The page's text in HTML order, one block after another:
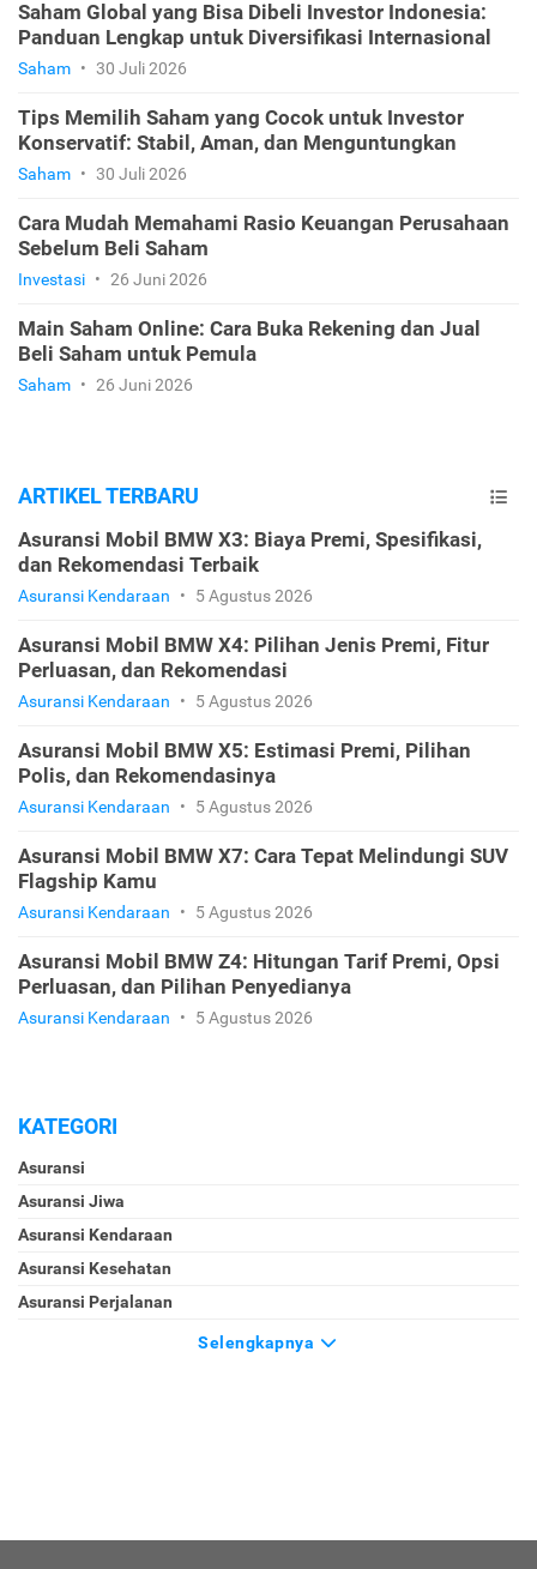
Saham Global yang Bisa Dibeli Investor Indonesia:
Panduan Lengkap untuk Diversifikasi Internasional
Saham • 30 Juli 2026
Tips Memilih Saham yang Cocok untuk Investor
Konservatif: Stabil, Aman, dan Menguntungkan
Saham • 30 Juli 2026
Cara Mudah Memahami Rasio Keuangan Perusahaan
Sebelum Beli Saham
Investasi • 26 Juni 2026
Main Saham Online: Cara Buka Rekening dan Jual
Beli Saham untuk Pemula
Saham • 26 Juni 2026
ARTIKEL TERBARU
Asuransi Mobil BMW X3: Biaya Premi, Spesifikasi,
dan Rekomendasi Terbaik
Asuransi Kendaraan • 5 Agustus 2026
Asuransi Mobil BMW X4: Pilihan Jenis Premi, Fitur
Perluasan, dan Rekomendasi
Asuransi Kendaraan • 5 Agustus 2026
Asuransi Mobil BMW X5: Estimasi Premi, Pilihan
Polis, dan Rekomendasinya
Asuransi Kendaraan • 5 Agustus 2026
Asuransi Mobil BMW X7: Cara Tepat Melindungi SUV
Flagship Kamu
Asuransi Kendaraan • 5 Agustus 2026
Asuransi Mobil BMW Z4: Hitungan Tarif Premi, Opsi
Perluasan, dan Pilihan Penyedianya
Asuransi Kendaraan • 5 Agustus 2026
KATEGORI
Asuransi
Asuransi Jiwa
Asuransi Kendaraan
Asuransi Kesehatan
Asuransi Perjalanan
Selengkapnya